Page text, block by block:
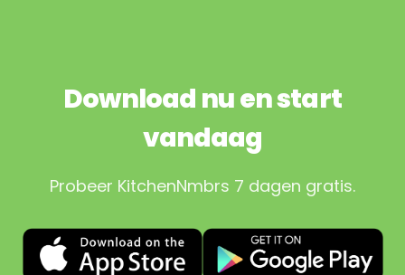
Download nu en start
vandaag
Probeer KitchenNmbrs 7 dagen gratis.